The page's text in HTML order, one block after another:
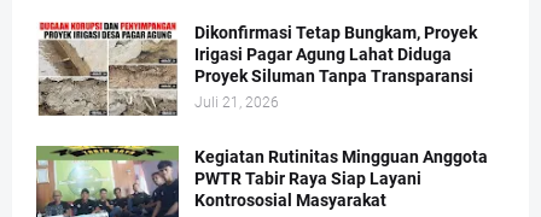
Dikonfirmasi Tetap Bungkam, Proyek
Irigasi Pagar Agung Lahat Diduga
Proyek Siluman Tanpa Transparansi
Juli 21, 2026
Kegiatan Rutinitas Mingguan Anggota
PWTR Tabir Raya Siap Layani
Kontrososial Masyarakat